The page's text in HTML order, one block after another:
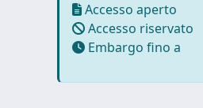
Accesso aperto
Accesso riservato
Embargo fino a